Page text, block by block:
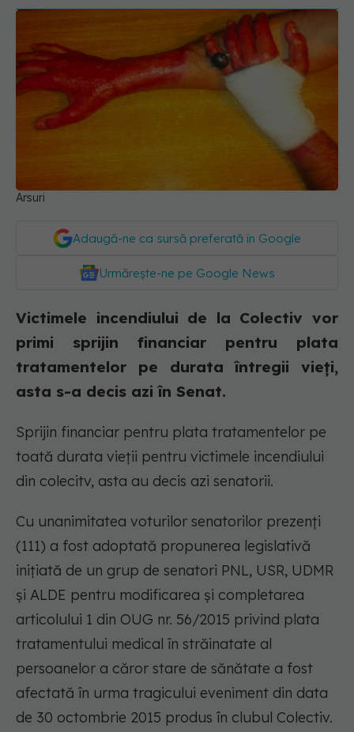
Arsuri
Adaugă-ne ca sursă preferată în Google
Urmărește-ne pe Google News
Victimele incendiului de la Colectiv vor
primi sprijin financiar pentru plata
tratamentelor pe durata întregii vieți,
asta s-a decis azi în Senat.
Sprijin financiar pentru plata tratamentelor pe
toată durata vieții pentru victimele incendiului
din colecitv, asta au decis azi senatorii.
Cu unanimitatea voturilor senatorilor prezenţi
(111) a fost adoptată propunerea legislativă
iniţiată de un grup de senatori PNL, USR, UDMR
şi ALDE pentru modificarea şi completarea
articolului 1 din OUG nr. 56/2015 privind plata
tratamentului medical în străinatate al
persoanelor a căror stare de sănătate a fost
afectată în urma tragicului eveniment din data
de 30 octombrie 2015 produs în clubul Colectiv.